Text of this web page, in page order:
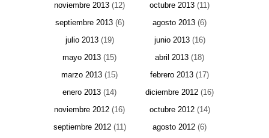
noviembre 2013 (12) octubre 2013 (11)
septiembre 2013(6) agosto 2013 (6)
julio 2013(19) junio 2013(16)
mayo 2013 (15) abril 2013 (18)
marzo 2013 (15) febrero 2013 (17)
enero 2013 (14) diciembre 2012 (16)
noviembre 2012 (16) octubre 2012(14)
septiembre 2012(11) agosto 2012 (6)